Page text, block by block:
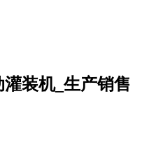
装机_生产销售